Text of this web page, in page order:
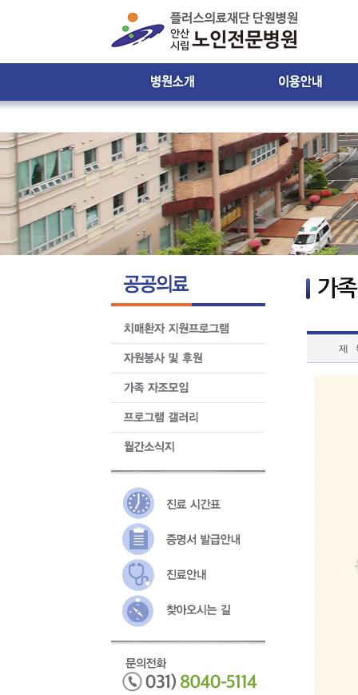
비젼 & 미션
병원 둘러보기
윤리강령
찾아오시는 길
진료시간표
입ㆍ퇴원 안내
입원생활 안내
원내 배치도 안내
원내 전화번호 안내
제증명서발급안내
제